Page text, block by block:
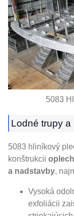
5083
Lodné trupy
5083 hliníkový
konštrukcii
a nadstavby,
Vysoká
exfoliácii